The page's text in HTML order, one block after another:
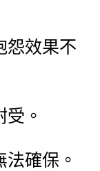
怨效果不
。
確保。